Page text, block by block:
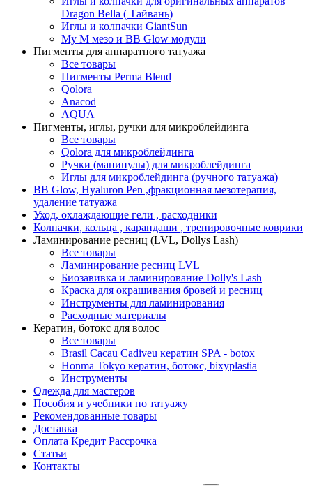
Dragon Bella ( Тайвань)
Иглы и колпачки GiantSun
My M мезо и BB Glow модули
Пигменты для аппаратного татуажа
Все товары
Пигменты Perma Blend
Qolora
Anacod
AQUA
Пигменты, иглы, ручки для микроблейдинга
Все товары
Qolora для микроблейдинга
Ручки (манипулы) для микроблейдинга
Иглы для микроблейдинга (ручного татуажа)
BB Glow, Hyaluron Pen ,фракционная мезотерапия,
удаление татуажа
Уход, охлаждающие гели , расходники
Колпачки, кольца , карандаши , тренировочные коврики
Ламинирование ресниц (LVL, Dollys Lash)
Все товары
Ламинирование ресниц LVL
Биозавивка и ламинирование Dolly's Lash
Краска для окрашивания бровей и ресниц
Инструменты для ламинирования
Расходные материалы
Кератин, ботокс для волос
Все товары
Brasil Cacau Cadiveu кератин SPA - botox
Honma Tokyo кератин, ботокс, bixyplastia
Инструменты
Одежда для мастеров
Пособия и учебники по татуажу
Рекомендованные товары
Доставка
Оплата Кредит Рассрочка
Статьи
Контакты